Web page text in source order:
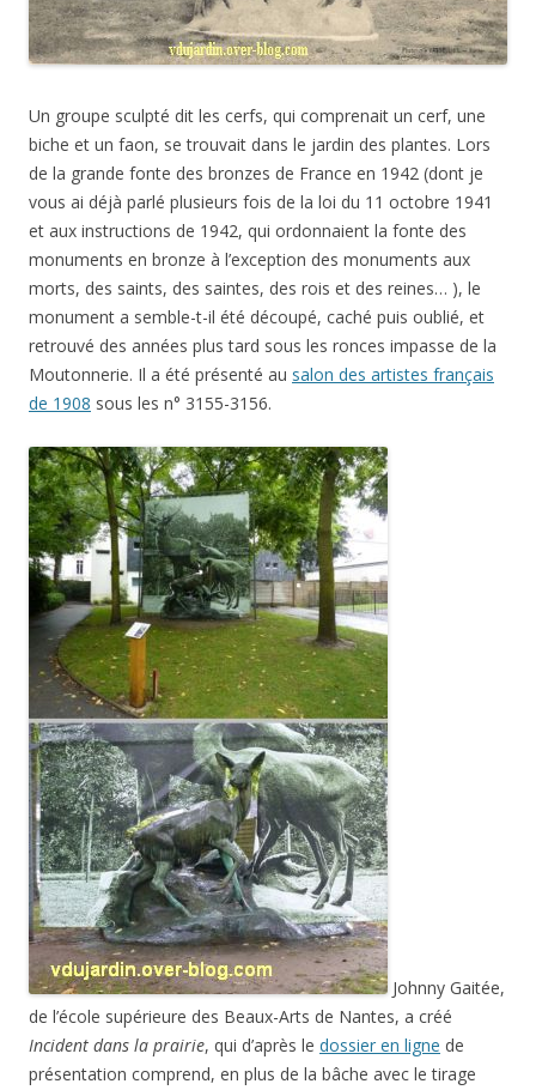
Un groupe sculpté dit les cerfs, qui comprenait un cerf, une
biche et un faon, se trouvait dans le jardin des plantes. Lors
de la grande fonte des bronzes de France en 1942 (dont je
vous ai déjà parlé plusieurs fois de la loi du 11 octobre 1941
et aux instructions de 1942, qui ordonnaient la fonte des
monuments en bronze à l’exception des monuments aux
morts, des saints, des saintes, des rois et des reines… ), le
monument a semble-t-il été découpé, caché puis oublié, et
retrouvé des années plus tard sous les ronces impasse de la
Moutonnerie. Il a été présenté au salon des artistes français
de 1908 sous les n° 3155-3156.
Johnny Gaitée,
de l’école supérieure des Beaux-Arts de Nantes, a créé
Incident dans la prairie, qui d’après le dossier en ligne de
présentation comprend, en plus de la bâche avec le tirage